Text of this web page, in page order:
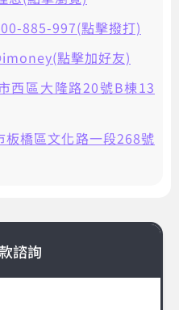
885-997(點擊撥打)
點擊加好友)
西區大隆路20號B棟13
板橋區文化路一段268號
諮詢